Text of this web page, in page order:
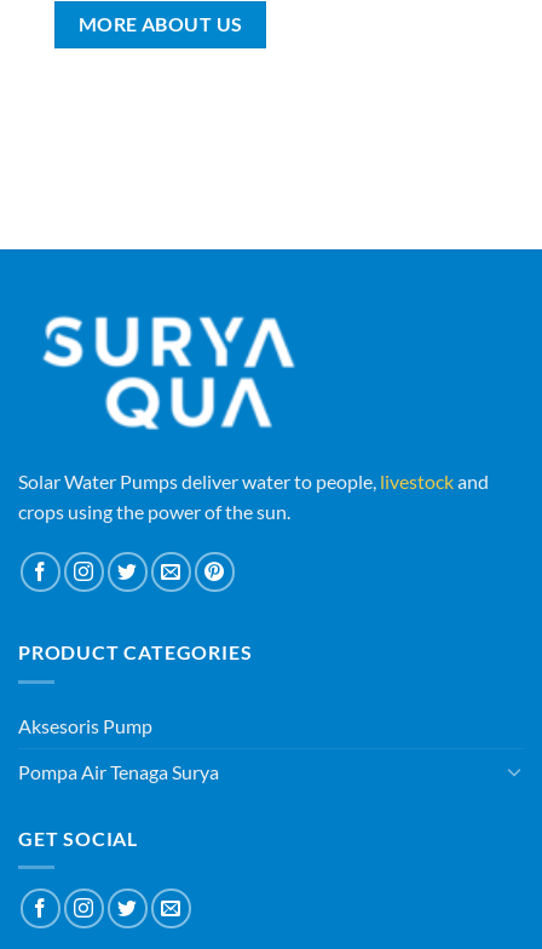
MORE ABOUT US
Solar Water Pumps deliver water to people, livestockand
crops using the power of the sun.
PRODUCT CATEGORIES
Aksesoris Pump
Pompa Air Tenaga Surya
GET SOCIAL